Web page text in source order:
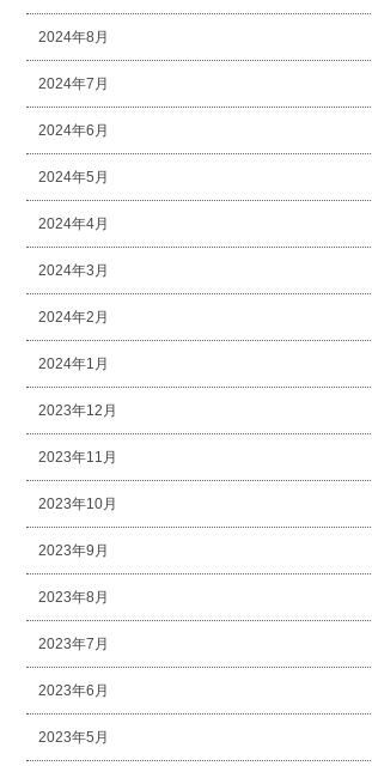
2024年8月
2024年7月
2024年6月
2024年5月
2024年4月
2024年3月
2024年2月
2024年1月
2023年12月
2023年11月
2023年10月
2023年9月
2023年8月
2023年7月
2023年6月
2023年5月